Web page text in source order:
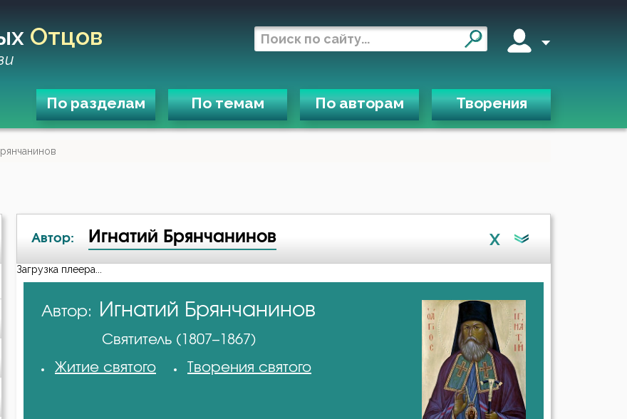
Отцов
По разделам По темам По авторам Творения
Автор: Игнатий Брянчанинов X
А-я
Авва Дорофей
Загрузка плеера...
Автор: Игнатий Брянчанинов
Святитель (1807–1867)
Житие святого
Творения святого